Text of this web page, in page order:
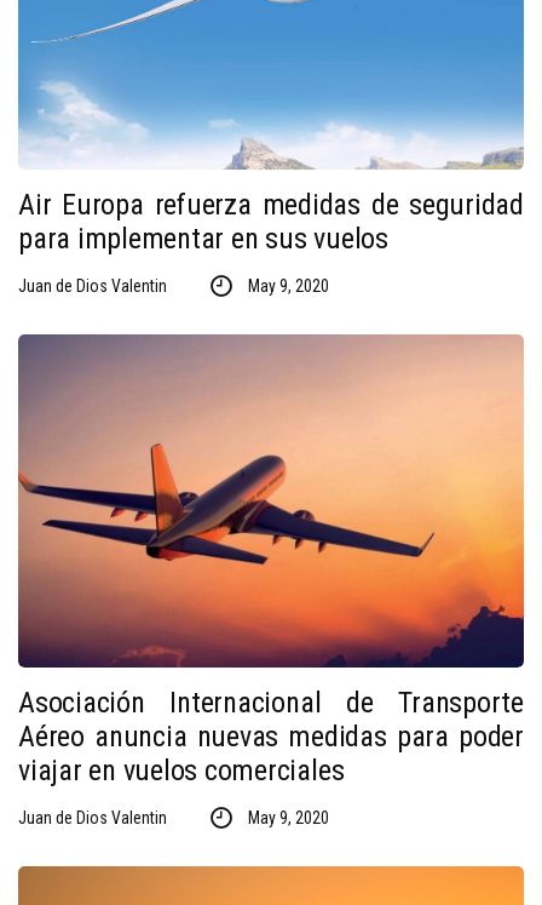
Air Europa refuerza medidas de seguridad
para implementar en sus vuelos
Juan de Dios Valentin May 9, 2020
Asociación Internacional de Transporte
Aéreo anuncia nuevas medidas para poder
viajar en vuelos comerciales
Juan de Dios Valentin May 9, 2020